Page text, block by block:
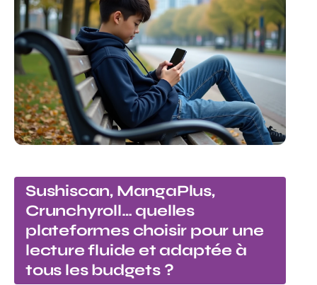
Sushiscan, MangaPlus,
Crunchyroll… quelles
plateformes choisir pour une
lecture fluide et adaptée à
tous les budgets ?